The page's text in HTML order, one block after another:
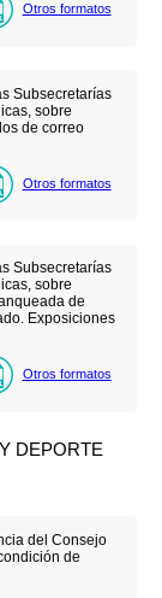
Otros formatos
Subsecretarías
sobre
de correo
Otros formatos
Subsecretarías
sobre
de
Exposiciones
Otros formatos
DEPORTE
del Consejo
de